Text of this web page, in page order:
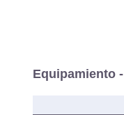
Equipamiento -